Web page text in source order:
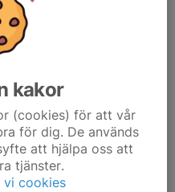
kakor
(cookies) för att vår
för dig. De används
att hjälpa oss att
tjänster.
vi cookies